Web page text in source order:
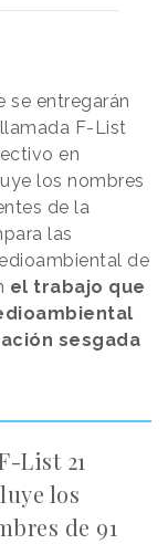
se entregarán
F-List
en
los nombres
de la
las
de
el trabajo que
sesgada
List 21
los
de 91